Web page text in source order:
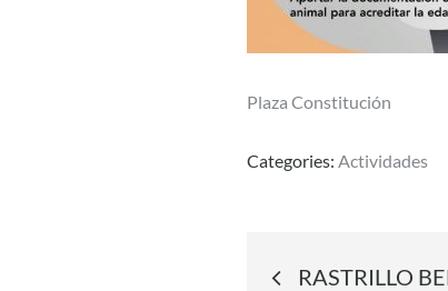
Plaza Constitución
Categories: Actividades
RASTRILLO